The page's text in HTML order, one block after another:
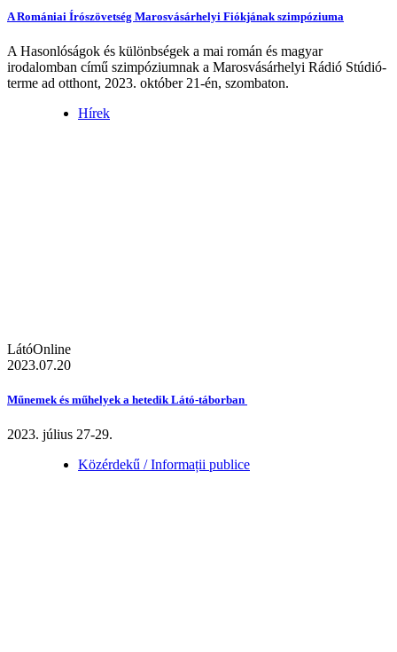
A Romániai Írószövetség Marosvásárhelyi Fiókjának szimpóziuma
A Hasonlóságok és különbségek a mai román és magyar
irodalomban című szimpóziumnak a Marosvásárhelyi Rádió Stúdió-
terme ad otthont, 2023. október 21-én, szombaton.
Hírek
LátóOnline
2023.07.20
Műnemek és műhelyek a hetedik Látó-táborban
2023. július 27-29.
Közérdekű / Informații publice